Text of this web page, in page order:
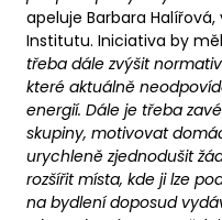
apeluje Barbara
Institutu. Iniciativa by
třeba dále zvýšit
které aktuálně
energií. Dále je třeba
skupiny, motivovat
urychleně zjednodušit
rozšířit místa, kde ji lze
na bydlení doposud